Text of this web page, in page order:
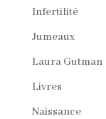
Infertilité
Jumeaux
Laura Gutman
Livres
Naissance